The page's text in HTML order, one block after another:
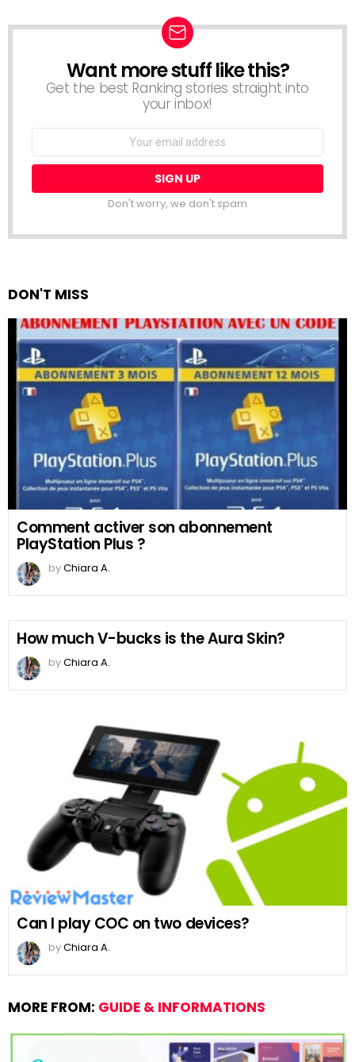
NEWSLETTER
Want more stuff like this?
Get the best Ranking stories straight into
your inbox!
Don't worry, we don't spam
DON'T MISS
Comment activer son abonnement
PlayStation Plus ?
byChiara A.
How much V-bucks is the Aura Skin?
byChiara A.
Can I play COC on two devices?
byChiara A.
MORE FROM: GUIDE & INFORMATIONS